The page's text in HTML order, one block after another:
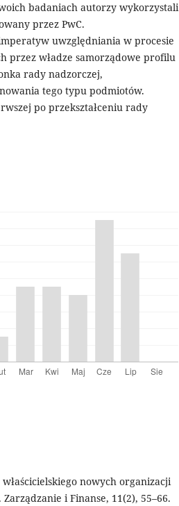
badaniach autorzy wykorzystali
przez PwC.
uwzględniania w procesie
przez władze samorządowe profilu
rady nadzorczej,
tego typu podmiotów.
po przekształceniu rady
nowych organizacji
i Finanse, 11(2), 55–66.